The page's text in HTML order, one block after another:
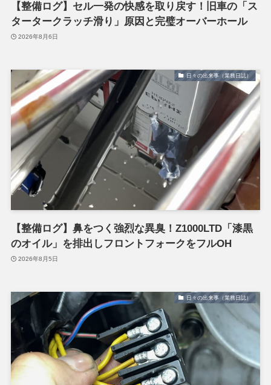
【整備ログ】セル一発の快感を取り戻す！旧車の「ス
タータークラッチ滑り」原因と完璧オーバーホール
2026年8月6日
日々の出来事（業務日誌）
【整備ログ】鼻をつく強烈な異臭！Z1000LTD「漆黒
のオイル」を排出しフロントフォークをフルOH
2026年8月5日
日々の出来事（業務日誌）